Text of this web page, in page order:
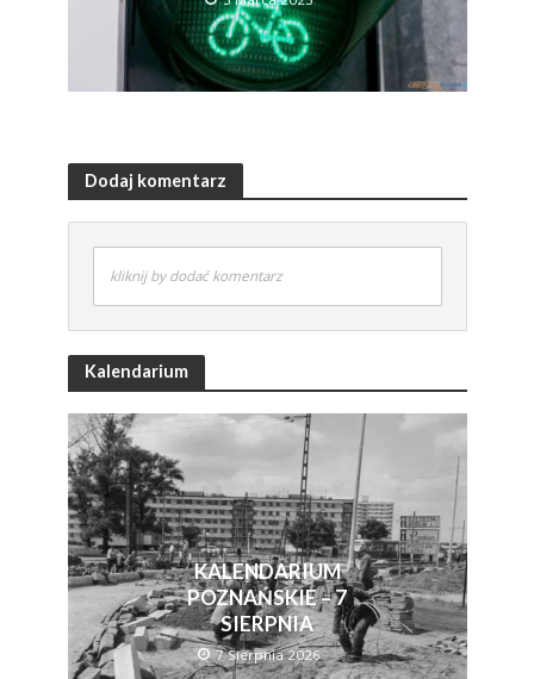
Dodaj komentarz
kliknij by dodać komentarz
Kalendarium
KALENDARIUM
POZNAŃSKIE – 7
SIERPNIA
7 Sierpnia 2026